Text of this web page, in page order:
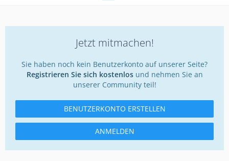
Jetzt mitmachen!
Sie haben noch kein Benutzerkonto auf unserer Seite?
Registrieren Sie sich kostenlosund nehmen Sie an
unserer Community teil!
BENUTZERKONTO ERSTELLEN
ANMELDEN